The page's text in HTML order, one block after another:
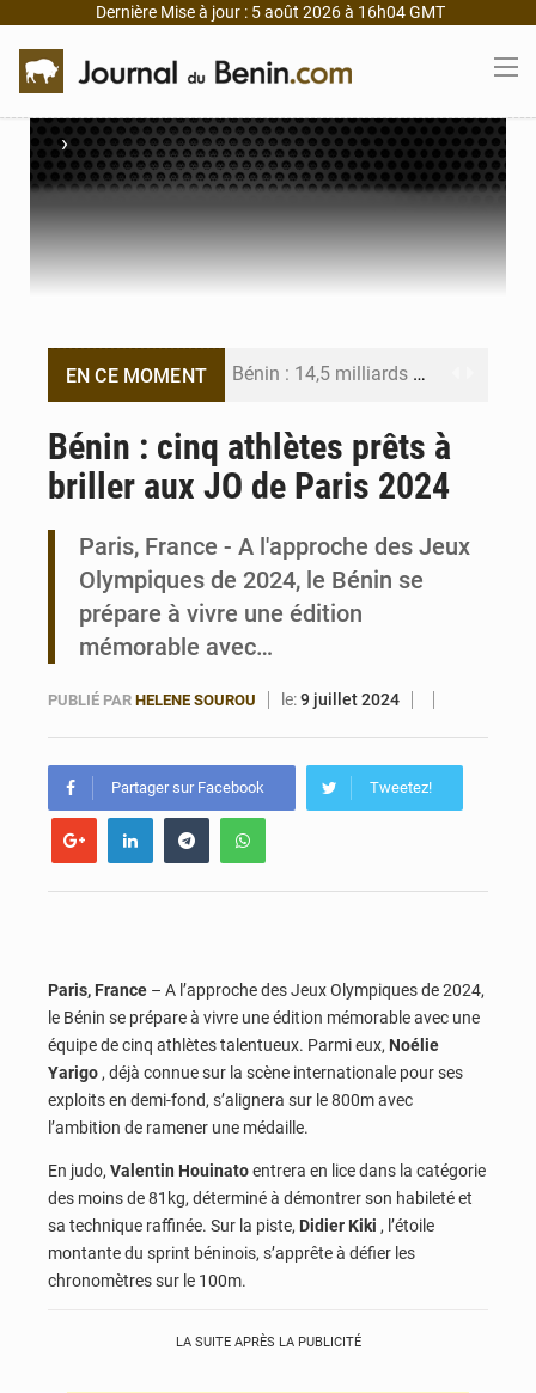
Dernière Mise à jour : 5 août 2026 à 16h04 GMT
›
EN CE MOMENT Bénin : 14,5 milliards de dollars pour faire de la CDN 3.0 un bouclier économique
FÉBÉBOXE : la gouvernance, premier combat de la mandature 2026-2030
Noyade tragique à Kalalé : 2 enfants perdent la vie à Gawézi
Bénin : cinq athlètes prêts à
briller aux JO de Paris 2024
Paris, France - A l'approche des Jeux
Olympiques de 2024, le Bénin se
prépare à vivre une édition
mémorable avec…
PUBLIÉ PAR HELENE SOUROU le:9 juillet 2024
Partager sur Facebook Tweetez!
Paris, France – A l’approche des Jeux Olympiques de 2024,
le Bénin se prépare à vivre une édition mémorable avec une
équipe de cinq athlètes talentueux. Parmi eux, Noélie
Yarigo , déjà connue sur la scène internationale pour ses
exploits en demi-fond, s’alignera sur le 800m avec
l’ambition de ramener une médaille.
En judo, Valentin Houinatoentrera en lice dans la catégorie
des moins de 81kg, déterminé à démontrer son habileté et
sa technique raffinée. Sur la piste, Didier Kiki , l’étoile
montante du sprint béninois, s’apprête à défier les
chronomètres sur le 100m.
LA SUITE APRÈS LA PUBLICITÉ